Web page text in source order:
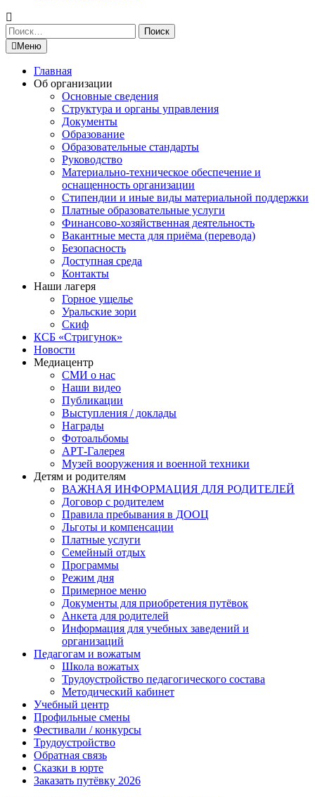
Найти:
Меню
Главная
Об организации
Основные сведения
Структура и органы управления
Документы
Образование
Образовательные стандарты
Руководство
Материально-техническое обеспечение и
оснащенность организации
Стипендии и иные виды материальной поддержки
Платные образовательные услуги
Финансово-хозяйственная деятельность
Вакантные места для приёма (перевода)
Безопасность
Доступная среда
Контакты
Наши лагеря
Горное ущелье
Уральские зори
Скиф
КСБ «Стригунок»
Новости
Медиацентр
СМИ о нас
Наши видео
Публикации
Выступления / доклады
Награды
Фотоальбомы
АРТ-Галерея
Музей вооружения и военной техники
Детям и родителям
ВАЖНАЯ ИНФОРМАЦИЯ ДЛЯ РОДИТЕЛЕЙ
Договор с родителем
Правила пребывания в ДООЦ
Льготы и компенсации
Платные услуги
Семейный отдых
Программы
Режим дня
Примерное меню
Документы для приобретения путёвок
Анкета для родителей
Информация для учебных заведений и
организаций
Педагогам и вожатым
Школа вожатых
Трудоустройство педагогического состава
Методический кабинет
Учебный центр
Профильные смены
Фестивали / конкурсы
Трудоустройство
Обратная связь
Сказки в юрте
Заказать путёвку 2026